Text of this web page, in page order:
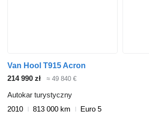
Van Hool T915 Acron
214 990 zł
≈ 49 840 €
Autokar turystyczny
2010
813 000 km
Euro 5